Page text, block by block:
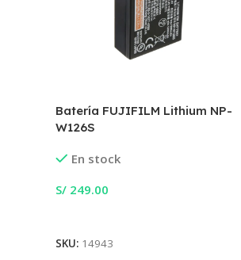
Batería FUJIFILM Lithium NP-
W126S
En stock
S/ 249.00
SKU: 14943